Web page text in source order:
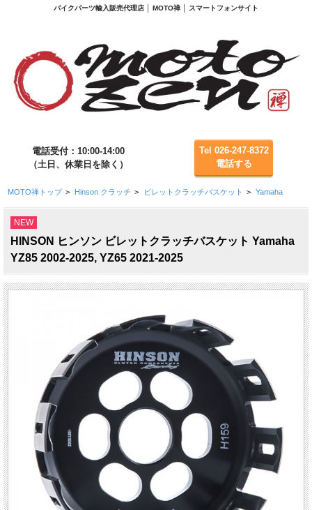
バイクパーツ輸入販売代理店 │ MOTO禅 │ スマートフォンサイト
電話受付：10:00-14:00
（土日、休業日を除く）
Tel 026-247-8372
電話する
MOTO禅トップ > Hinson クラッチ > ビレットクラッチバスケット > Yamaha
NEW
HINSON ヒンソン ビレットクラッチバスケット Yamaha
YZ85 2002-2025, YZ65 2021-2025